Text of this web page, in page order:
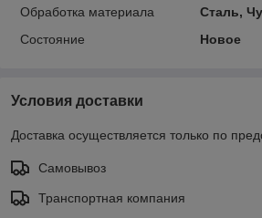
Обработка материала
Сталь,
Состояние
Новое
Условия доставки
Доставка осуществляется только по
Самовывоз
Транспортная компания